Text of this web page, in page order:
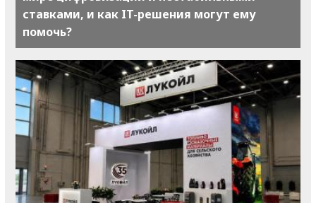
ставками, и как IT-решения могут ему
помочь?